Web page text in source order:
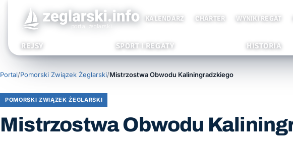
KALENDARZ CHARTER WYNIKI REGAT
REJSY SPORT I REGATY HISTORIA
Portal/Pomorski Związek Żeglarski/Mistrzostwa Obwodu Kaliningradzkiego
POMORSKI ZWIĄZEK ŻEGLARSKI
Mistrzostwa Obwodu